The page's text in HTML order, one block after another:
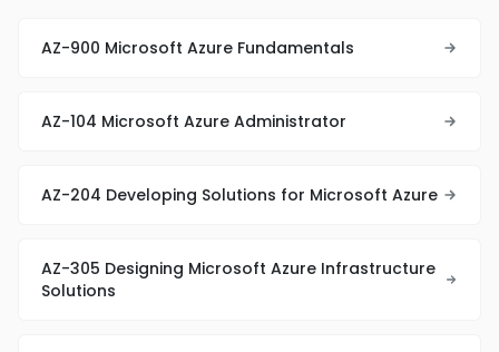
AZ-900 Microsoft Azure Fundamentals
AZ-104 Microsoft Azure Administrator
AZ-204 Developing Solutions for Microsoft Azure
AZ-305 Designing Microsoft Azure Infrastructure
Solutions